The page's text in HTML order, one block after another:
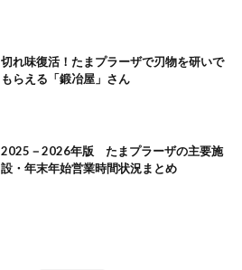
切れ味復活！たまプラーザで刃物を研いで
もらえる「鍛冶屋」さん
2025－2026年版 たまプラーザの主要施
設・年末年始営業時間状況まとめ